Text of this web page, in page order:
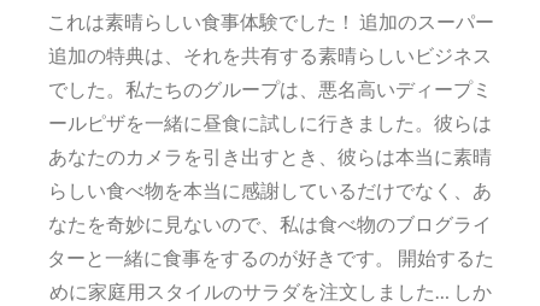
これは素晴らしい食事体験でした！ 追加のスーパー
追加の特典は、それを共有する素晴らしいビジネス
でした。私たちのグループは、悪名高いディープミ
ールピザを一緒に昼食に試しに行きました。彼らは
あなたのカメラを引き出すとき、彼らは本当に素晴
らしい食べ物を本当に感謝しているだけでなく、あ
なたを奇妙に見ないので、私は食べ物のブログライ
ターと一緒に食事をするのが好きです。 開始するた
めに家庭用スタイルのサラダを注文しました… しか